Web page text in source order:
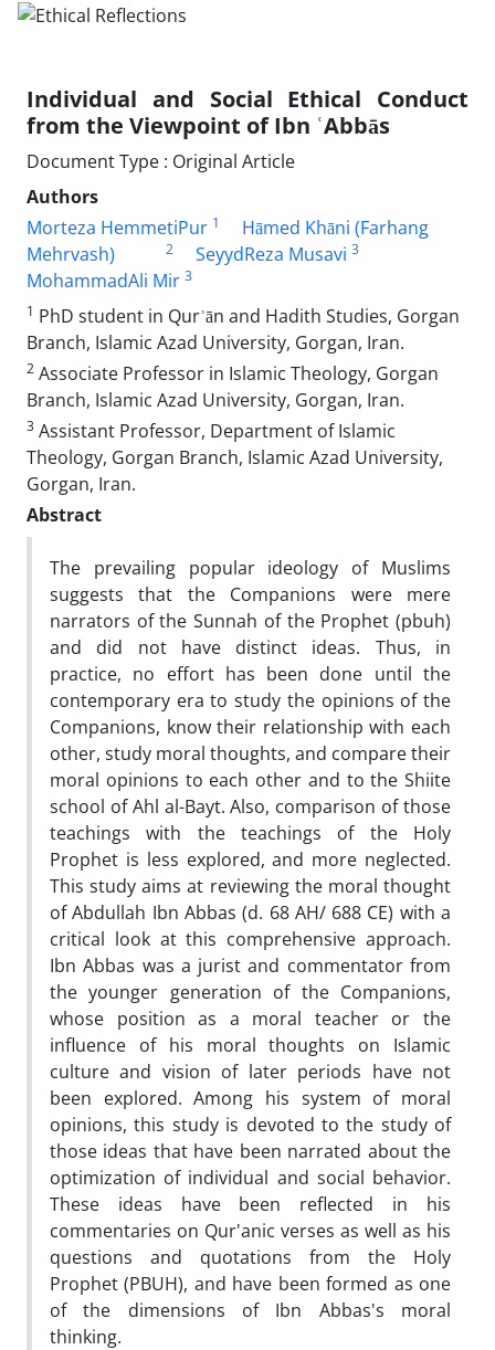
Individual and Social Ethical Conduct
from the Viewpoint of Ibn ʿAbbās
Document Type : Original Article
Authors
Morteza HemmetiPur 1
Hāmed Khāni (Farhang
Mehrvash)
2 SeyydReza Musavi 3
MohammadAli Mir 3
1 PhD student in Qurʾān and Hadith Studies, Gorgan
Branch, Islamic Azad University, Gorgan, Iran.
2 Associate Professor in Islamic Theology, Gorgan
Branch, Islamic Azad University, Gorgan, Iran.
3 Assistant Professor, Department of Islamic
Theology, Gorgan Branch, Islamic Azad University,
Gorgan, Iran.
Abstract
The prevailing popular ideology of Muslims
suggests that the Companions were mere
narrators of the Sunnah of the Prophet (pbuh)
and did not have distinct ideas. Thus, in
practice, no effort has been done until the
contemporary era to study the opinions of the
Companions, know their relationship with each
other, study moral thoughts, and compare their
moral opinions to each other and to the Shiite
school of Ahl al-Bayt. Also, comparison of those
teachings with the teachings of the Holy
Prophet is less explored, and more neglected.
This study aims at reviewing the moral thought
of Abdullah Ibn Abbas (d. 68 AH/ 688 CE) with a
critical look at this comprehensive approach.
Ibn Abbas was a jurist and commentator from
the younger generation of the Companions,
whose position as a moral teacher or the
influence of his moral thoughts on Islamic
culture and vision of later periods have not
been explored. Among his system of moral
opinions, this study is devoted to the study of
those ideas that have been narrated about the
optimization of individual and social behavior.
These ideas have been reflected in his
commentaries on Qur'anic verses as well as his
questions and quotations from the Holy
Prophet (PBUH), and have been formed as one
of the dimensions of Ibn Abbas's moral
thinking.